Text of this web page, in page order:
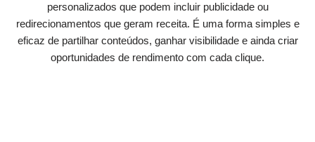
personalizados que podem incluir publicidade ou
redirecionamentos que geram receita. É uma forma simples e
eficaz de partilhar conteúdos, ganhar visibilidade e ainda criar
oportunidades de rendimento com cada clique.